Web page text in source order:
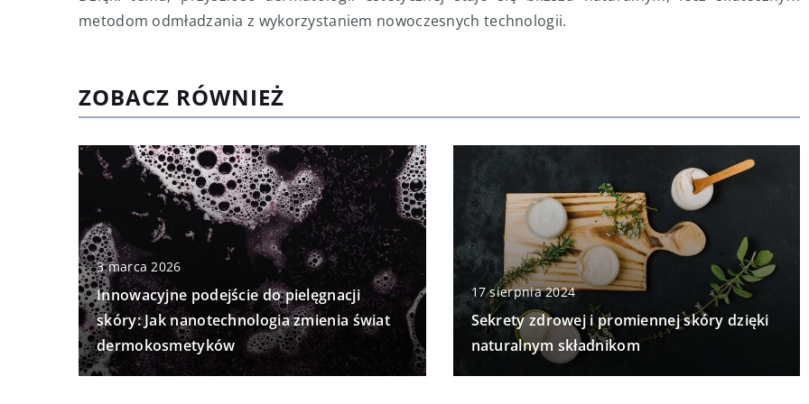
metodom odmładzania z wykorzystaniem nowoczesnych technologii.
ZOBACZ RÓWNIEŻ
3 marca 2026
Innowacyjne podejście do pielęgnacji
skóry: Jak nanotechnologia zmienia świat
dermokosmetyków
17 sierpnia 2024
Sekrety zdrowej i promiennej skóry dzięki
naturalnym składnikom